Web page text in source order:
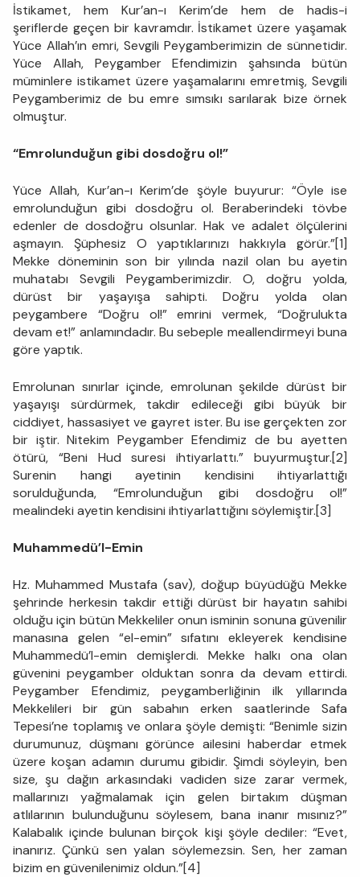
İstikamet, hem Kur’an-ı Kerim’de hem de hadis-i
şeriflerde geçen bir kavramdır. İstikamet üzere yaşamak
Yüce Allah’ın emri, Sevgili Peygamberimizin de sünnetidir.
Yüce Allah, Peygamber Efendimizin şahsında bütün
müminlere istikamet üzere yaşamalarını emretmiş, Sevgili
Peygamberimiz de bu emre sımsıkı sarılarak bize örnek
olmuştur.
“Emrolunduğun gibi dosdoğru ol!”
Yüce Allah, Kur’an-ı Kerim’de şöyle buyurur: “Öyle ise
emrolunduğun gibi dosdoğru ol. Beraberindeki tövbe
edenler de dosdoğru olsunlar. Hak ve adalet ölçülerini
aşmayın. Şüphesiz O yaptıklarınızı hakkıyla görür.”[1]
Mekke döneminin son bir yılında nazil olan bu ayetin
muhatabı Sevgili Peygamberimizdir. O, doğru yolda,
dürüst bir yaşayışa sahipti. Doğru yolda olan
peygambere “Doğru ol!” emrini vermek, “Doğrulukta
devam et!” anlamındadır. Bu sebeple meallendirmeyi buna
göre yaptık.
Emrolunan sınırlar içinde, emrolunan şekilde dürüst bir
yaşayışı sürdürmek, takdir edileceği gibi büyük bir
ciddiyet, hassasiyet ve gayret ister. Bu ise gerçekten zor
bir iştir. Nitekim Peygamber Efendimiz de bu ayetten
ötürü, “Beni Hud suresi ihtiyarlattı.” buyurmuştur.[2]
Surenin hangi ayetinin kendisini ihtiyarlattığı
sorulduğunda, “Emrolunduğun gibi dosdoğru ol!”
mealindeki ayetin kendisini ihtiyarlattığını söylemiştir.[3]
Muhammedü’l-Emin
Hz. Muhammed Mustafa (sav), doğup büyüdüğü Mekke
şehrinde herkesin takdir ettiği dürüst bir hayatın sahibi
olduğu için bütün Mekkeliler onun isminin sonuna güvenilir
manasına gelen “el-emin” sıfatını ekleyerek kendisine
Muhammedü’l-emin demişlerdi. Mekke halkı ona olan
güvenini peygamber olduktan sonra da devam ettirdi.
Peygamber Efendimiz, peygamberliğinin ilk yıllarında
Mekkelileri bir gün sabahın erken saatlerinde Safa
Tepesi’ne toplamış ve onlara şöyle demişti: “Benimle sizin
durumunuz, düşmanı görünce ailesini haberdar etmek
üzere koşan adamın durumu gibidir. Şimdi söyleyin, ben
size, şu dağın arkasındaki vadiden size zarar vermek,
mallarınızı yağmalamak için gelen birtakım düşman
atlılarının bulunduğunu söylesem, bana inanır mısınız?”
Kalabalık içinde bulunan birçok kişi şöyle dediler: “Evet,
inanırız. Çünkü sen yalan söylemezsin. Sen, her zaman
bizim en güvenilenimiz oldun.”[4]